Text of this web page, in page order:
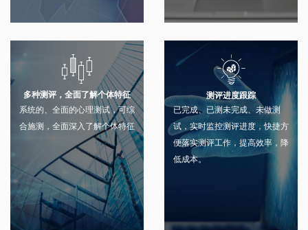
多种测评，全面了解个体特征
系统的、全面的心理测试，可综
合施测，全面深入了解个体特征
测评进度跟踪
已完成、已测未完成、未做测
试，实时监控测评进度，快捷方
便落实测评工作，提高效率，降
低成本。